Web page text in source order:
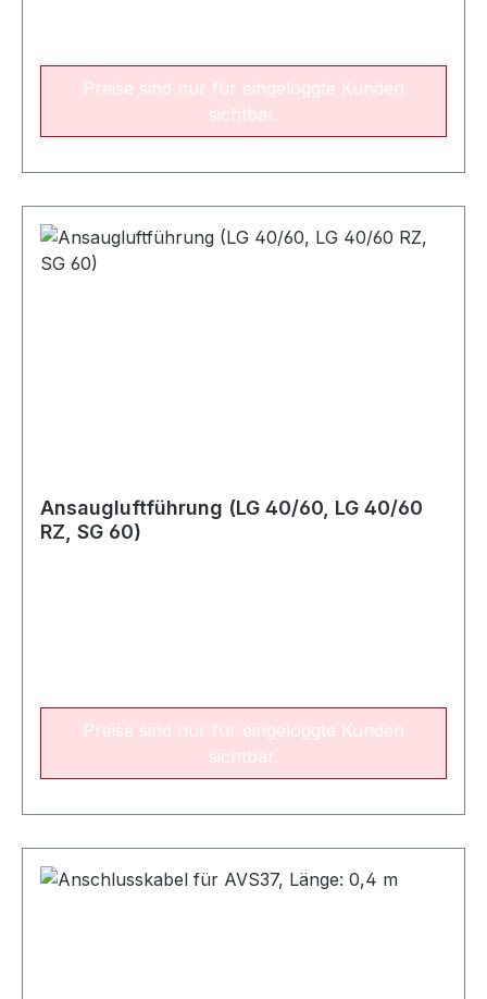
Preise sind nur für eingeloggte Kunden
sichtbar.
Ansaugluftführung (LG 40/60, LG 40/60
RZ, SG 60)
Preise sind nur für eingeloggte Kunden
sichtbar.